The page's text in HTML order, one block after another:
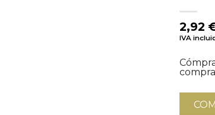
2,92
IVA